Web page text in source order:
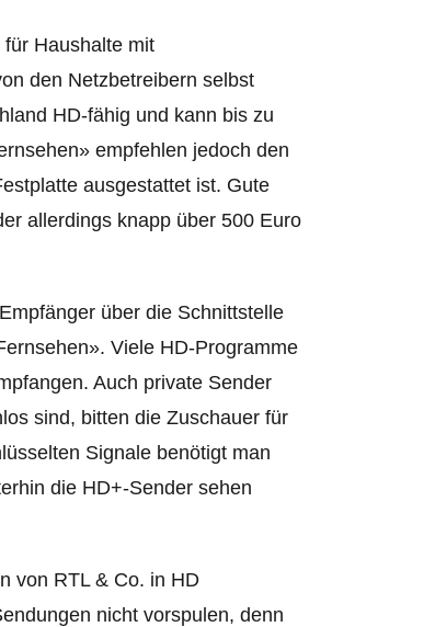
Haushalte mit
den Netzbetreibern selbst
HD-fähig und kann bis zu
empfehlen jedoch den
ausgestattet ist. Gute
allerdings knapp über 500 Euro
über die Schnittstelle
Viele HD-Programme
Auch private Sender
sind, bitten die Zuschauer für
Signale benötigt man
die HD+-Sender sehen
von RTL & Co. in HD
nicht vorspulen, denn